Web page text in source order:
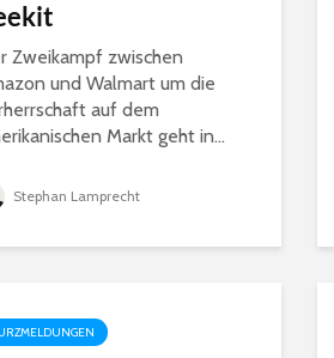
Zweikampf zwischen
und Walmart um die
auf dem
Markt geht in...
Stephan Lamprecht